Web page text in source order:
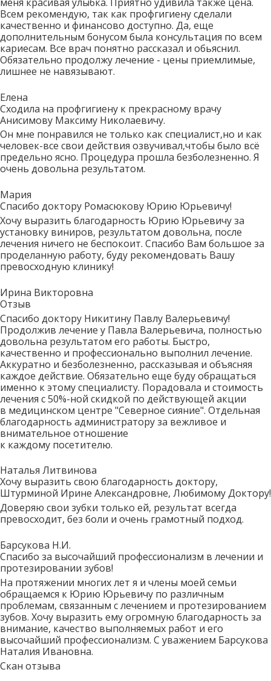
Всем рекомендую, так как профгигиену сделали
качественно и финансово доступно. Да, еще
дополнительным бонусом была консультация по всем
кариесам. Все врач понятно рассказал и обьяснил.
Обязательно продолжу лечение - цены приемлимые,
лишнее не навязывают.
Елена
Сходила на профгигиену к прекрасному врачу
Анисимову Максиму Николаевичу.
Он мне понравился не только как специалист,но и как
человек-все свои действия озвучивал,чтобы было всё
предельно ясно. Процедура прошла безболезненно. Я
очень довольна результатом.
Мария
Спасибо доктору Ромасюкову Юрию Юрьевичу!
Хочу выразить благодарность Юрию Юрьевичу за
установку виниров, результатом довольна, после
лечения ничего не беспокоит. Спасибо Вам большое за
проделанную работу, буду рекомендовать Вашу
превосходную клинику!
Ирина Викторовна
Отзыв
Спасибо доктору Никитину Павлу Валерьевичу!
Продолжив лечение у Павла Валерьевича, полностью
довольна результатом его работы. Быстро,
качественно и профессионально выполнил лечение.
Аккуратно и безболезненно, рассказывая и объясняя
каждое действие. Обязательно еще буду обращаться
именно к этому специалисту. Порадовала и стоимость
лечения с 50%-ной скидкой по действующей акции
в медицинском центре "Северное сияние". Отдельная
благодарность администратору за вежливое и
внимательное отношение
к каждому посетителю.
Наталья Литвинова
Хочу выразить свою благодарность доктору,
Штурминой Ирине Александровне, Любимому Доктору!
Доверяю свои зубки только ей, результат всегда
превосходит, без боли и очень грамотный подход.
Барсукова Н.И.
Спасибо за высочайший профессионализм в лечении и
протезировании зубов!
На протяжении многих лет я и члены моей семьи
обращаемся к Юрию Юрьевичу по различным
проблемам, связанным с лечением и протезированием
зубов. Хочу выразить ему огромную благодарность за
внимание, качество выполняемых работ и его
высочайший профессионализм. С уважением Барсукова
Наталия Ивановна.
Скан отзыва